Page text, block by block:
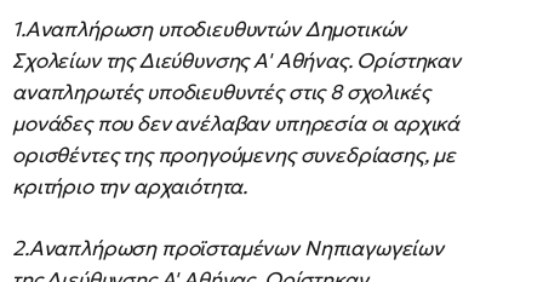
1.Αναπλήρωση υποδιευθυντών Δημοτικών
Σχολείων της Διεύθυνσης Α' Αθήνας. Ορίστηκαν
αναπληρωτές υποδιευθυντές στις 8 σχολικές
μονάδες που δεν ανέλαβαν υπηρεσία οι αρχικά
ορισθέντες της προηγούμενης συνεδρίασης, με
κριτήριο την αρχαιότητα.
2.Αναπλήρωση προϊσταμένων Νηπιαγωγείων